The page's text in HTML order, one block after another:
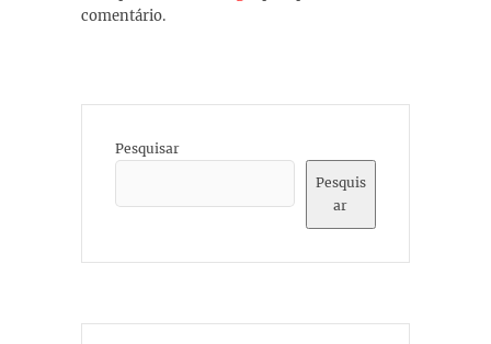
comentário.
Pesquisar
Pesquis
ar